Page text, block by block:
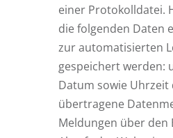
einer Protokolldatei.
die folgenden Daten
zur automatisierten
gespeichert werden:
Datum sowie Uhrzeit
übertragene
Meldungen über den